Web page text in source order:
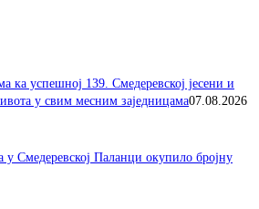
ка успешној 139. Смедеревској јесени и
у свим месним заједницама07.08.2026
у Смедеревској Паланци окупило бројну